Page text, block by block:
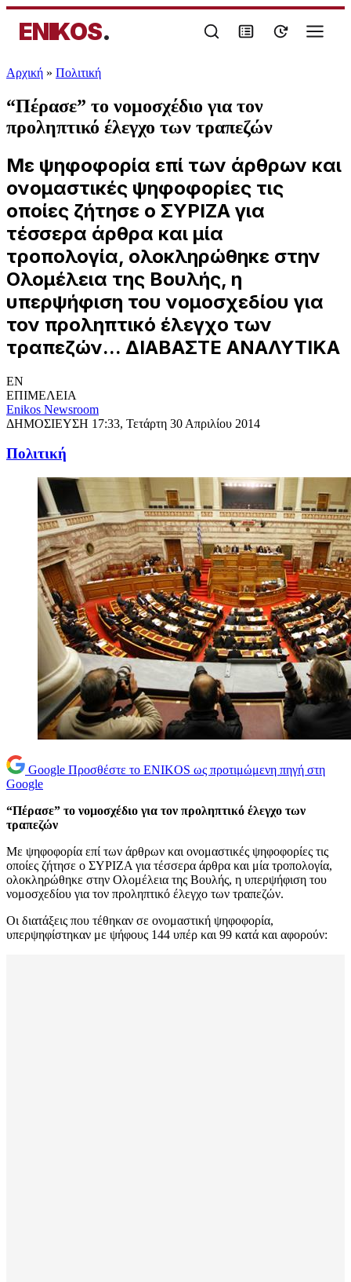
ENIKOS.
Αρχική » Πολιτική
“Πέρασε” το νομοσχέδιο για τον
προληπτικό έλεγχο των τραπεζών
Με ψηφοφορία επί των άρθρων και
ονομαστικές ψηφοφορίες τις
οποίες ζήτησε ο ΣΥΡΙΖΑ για
τέσσερα άρθρα και μία
τροπολογία, ολοκληρώθηκε στην
Ολομέλεια της Βουλής, η
υπερψήφιση του νομοσχεδίου για
τον προληπτικό έλεγχο των
τραπεζών... ΔΙΑΒΑΣΤΕ ΑΝΑΛΥΤΙΚΑ
EN
ΕΠΙΜΕΛΕΙΑ
Enikos Newsroom
ΔΗΜΟΣΙΕΥΣΗ 17:33, Τετάρτη 30 Απριλίου 2014
Πολιτική
Google Προσθέστε το ENIKOS ως προτιμώμενη πηγή στη
Google
“Πέρασε” το νομοσχέδιο για τον προληπτικό έλεγχο των
τραπεζών
Με ψηφοφορία επί των άρθρων και ονομαστικές ψηφοφορίες τις
οποίες ζήτησε ο ΣΥΡΙΖΑ για τέσσερα άρθρα και μία τροπολογία,
ολοκληρώθηκε στην Ολομέλεια της Βουλής, η υπερψήφιση του
νομοσχεδίου για τον προληπτικό έλεγχο των τραπεζών.
Οι διατάξεις που τέθηκαν σε ονομαστική ψηφοφορία,
υπερψηφίστηκαν με ψήφους 144 υπέρ και 99 κατά και αφορούν: